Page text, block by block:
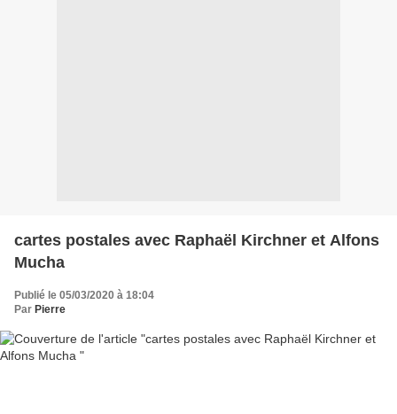
cartes postales avec Raphaël Kirchner et Alfons
Mucha
Publié le 05/03/2020 à 18:04
Par Pierre